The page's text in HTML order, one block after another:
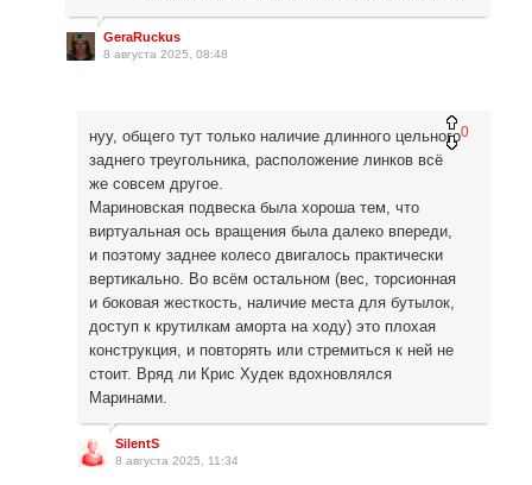
GeraRuckus
8 августа 2025, 08:48
0
нуу, общего тут только наличие длинного цельного
заднего треугольника, расположение линков всё
же совсем другое.
Мариновская подвеска была хороша тем, что
виртуальная ось вращения была далеко впереди,
и поэтому заднее колесо двигалось практически
вертикально. Во всём остальном (вес, торсионная
и боковая жесткость, наличие места для бутылок,
доступ к крутилкам аморта на ходу) это плохая
конструкция, и повторять или стремиться к ней не
стоит. Вряд ли Крис Худек вдохновлялся
Маринами.
SilentS
8 августа 2025, 11:34